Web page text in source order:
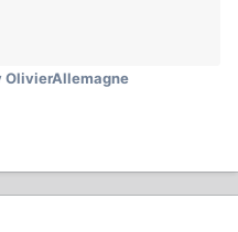
OlivierAllemagne